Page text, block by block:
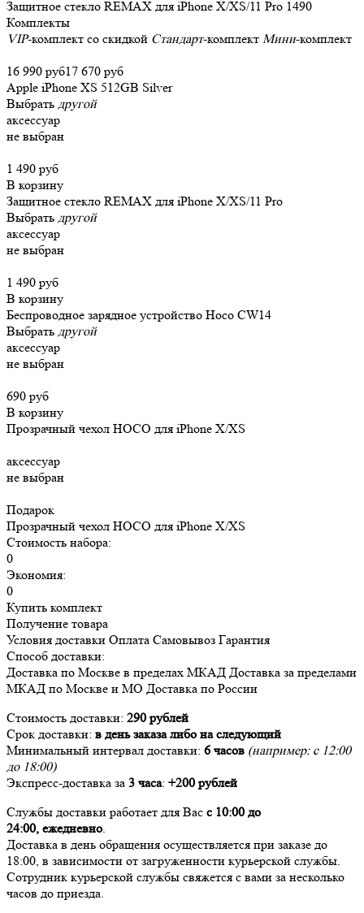
Защитное стекло REMAX для iPhone X/XS/11 Pro 1490
Комплекты
VIP-комплект со скидкой Стандарт-комплект Мини-комплект
16 990 руб17 670 руб
Apple iPhone XS 512GB Silver
Выбрать другой
аксессуар
не выбран
1 490 руб
В корзину
Защитное стекло REMAX для iPhone X/XS/11 Pro
Выбрать другой
аксессуар
не выбран
1 490 руб
В корзину
Беспроводное зарядное устройство Hoco CW14
Выбрать другой
аксессуар
не выбран
690 руб
В корзину
Прозрачный чехол HOCO для iPhone X/XS
аксессуар
не выбран
Подарок
Прозрачный чехол HOCO для iPhone X/XS
Стоимость набора:
0
Экономия:
0
Купить комплект
Получение товара
Условия доставки Оплата Самовывоз Гарантия
Способ доставки:
Доставка по Москве в пределах МКАД Доставка за пределами
МКАД по Москве и МО Доставка по России
Стоимость доставки: 290 рублей
Срок доставки: в день заказа либо на следующий
Минимальный интервал доставки: 6 часов (например: с 12:00
до 18:00)
Экспресс-доставка за 3 часа: +200 рублей
Службы доставки работает для Вас с 10:00 до
24:00, ежедневно.
Доставка в день обращения осуществляется при заказе до
18:00, в зависимости от загруженности курьерской службы.
Сотрудник курьерской службы свяжется с вами за несколько
часов до приезда.